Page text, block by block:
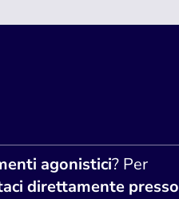
agonistici? Per
direttamente presso